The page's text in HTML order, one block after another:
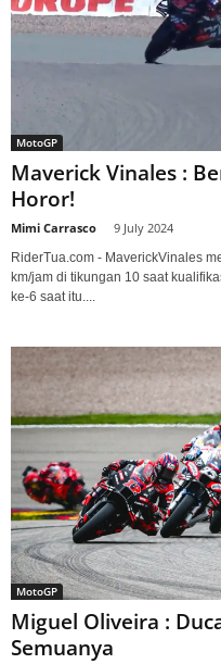
MotoGP
Maverick Vinales :
Horor!
Mimi Carrasco 9 July 2024
RiderTua.com - MaverickVinales
km/jam di tikungan 10 saat
ke-6 saat itu....
MotoGP
Miguel Oliveira :
Semuanya